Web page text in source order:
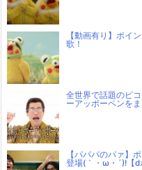
【動画有り】ポイ
歌！
全世界で話題のピ
ーアッポーペンをま
【パパパのパァ】
登場(｀・ω・´)!【d